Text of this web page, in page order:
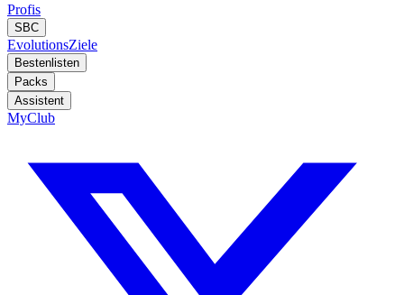
Profis
SBC
EvolutionsZiele
Bestenlisten
Packs
Assistent
MyClub